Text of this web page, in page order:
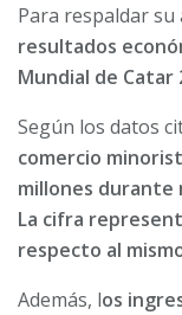
Para respaldar su
resultados
Mundial de Catar
Según los datos
comercio
millones durante
La cifra
respecto al
Además, los